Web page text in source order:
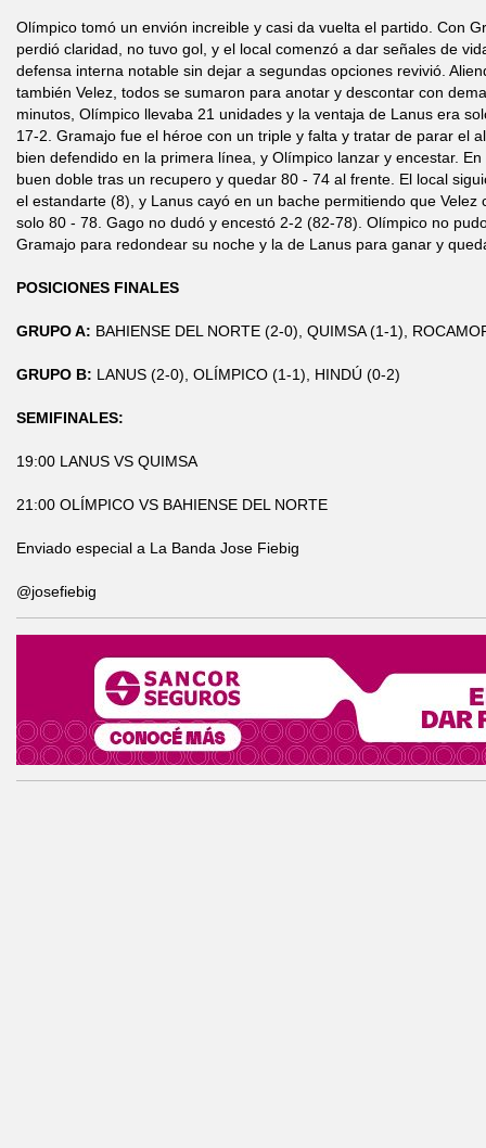
Olímpico tomó un envión increible y casi da vuelta el partido. Con
perdió claridad, no tuvo gol, y el local comenzó a dar señales de
defensa interna notable sin dejar a segundas opciones revivió.
también Velez, todos se sumaron para anotar y descontar con
minutos, Olímpico llevaba 21 unidades y la ventaja de Lanus era
17-2. Gramajo fue el héroe con un triple y falta y tratar de parar el
bien defendido en la primera línea, y Olímpico lanzar y encestar.
buen doble tras un recupero y quedar 80 - 74 al frente. El local
el estandarte (8), y Lanus cayó en un bache permitiendo que Velez
solo 80 - 78. Gago no dudó y encestó 2-2 (82-78). Olímpico no
Gramajo para redondear su noche y la de Lanus para ganar y
POSICIONES FINALES
GRUPO A: BAHIENSE DEL NORTE (2-0), QUIMSA (1-1),
GRUPO B: LANUS (2-0), OLÍMPICO (1-1), HINDÚ (0-2)
SEMIFINALES:
19:00 LANUS VS QUIMSA
21:00 OLÍMPICO VS BAHIENSE DEL NORTE
Enviado especial a La Banda Jose Fiebig
@josefiebig